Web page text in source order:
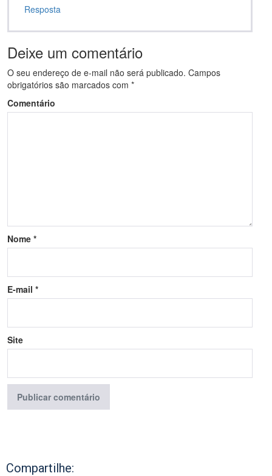
Resposta
Deixe um comentário
O seu endereço de e-mail não será publicado. Campos
obrigatórios são marcados com *
Comentário
Nome *
E-mail *
Site
Compartilhe: